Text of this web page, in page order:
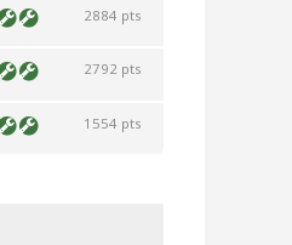
2884 pts
2792 pts
1554 pts